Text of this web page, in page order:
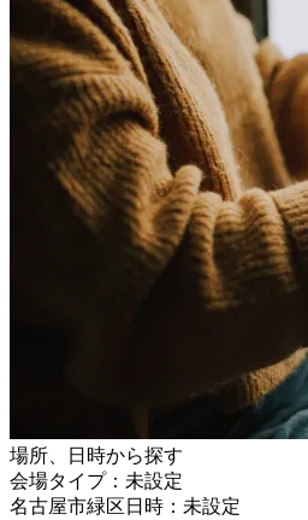
場所、日時から探す
会場タイプ：未設定
名古屋市緑区日時：未設定